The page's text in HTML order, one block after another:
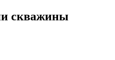
скважины